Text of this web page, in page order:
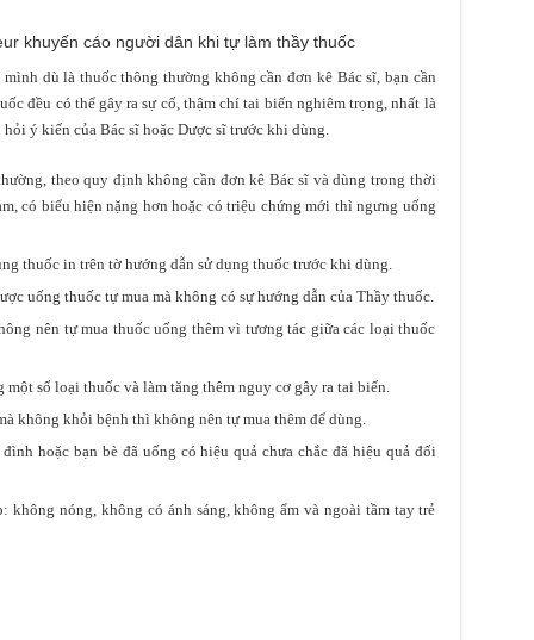
khuyến cáo người dân khi tự làm thầy thuốc
dù là thuốc thông thường không cần đơn kê Bác sĩ, bạn cần
đều có thể gây ra sự cố, thậm chí tai biến nghiêm trọng, nhất là
ý kiến của Bác sĩ hoặc Dược sĩ trước khi dùng.
theo quy định không cần đơn kê Bác sĩ và dùng trong thời
có biểu hiện nặng hơn hoặc có triệu chứng mới thì ngưng uống
thuốc in trên tờ hướng dẫn sử dụng thuốc trước khi dùng.
uống thuốc tự mua mà không có sự hướng dẫn của Thầy thuốc.
nên tự mua thuốc uống thêm vì tương tác giữa các loại thuốc
số loại thuốc và làm tăng thêm nguy cơ gây ra tai biến.
không khỏi bệnh thì không nên tự mua thêm để dùng.
hoặc bạn bè đã uống có hiệu quả chưa chắc đã hiệu quả đối
nóng, không có ánh sáng, không ẩm và ngoài tầm tay trẻ